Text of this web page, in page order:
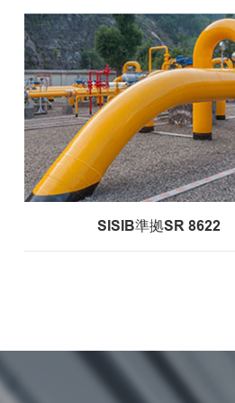
SISIB準拠SR 8622